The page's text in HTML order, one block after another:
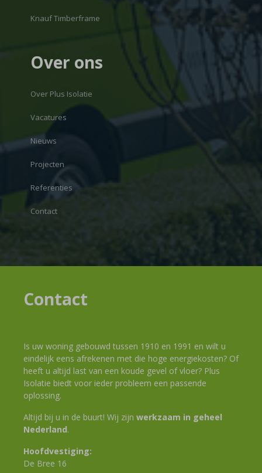
Knauf Timberframe
Over ons
Over Plus Isolatie
Vacatures
Nieuws
Projecten
Referenties
Contact
Contact
Is uw woning gebouwd tussen 1910 en 1991 en wilt u
eindelijk eens afrekenen met die hoge energiekosten? Of
heeft u altijd last van een koude gevel of vloer? Plus
Isolatie biedt voor ieder probleem een passende
oplossing.
Altijd bij u in de buurt! Wij zijn werkzaam in geheel
Nederland.
Hoofdvestiging:
De Bree 16